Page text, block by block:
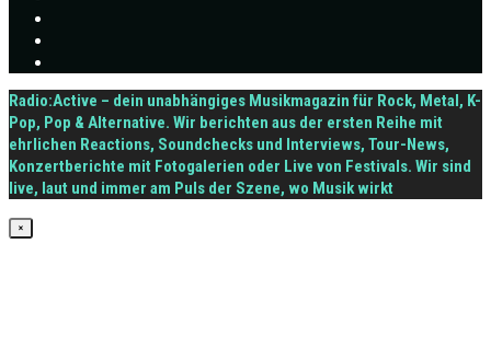
Radio:Active – dein unabhängiges Musikmagazin für Rock, Metal, K-
Pop, Pop & Alternative. Wir berichten aus der ersten Reihe mit
ehrlichen Reactions, Soundchecks und Interviews, Tour-News,
Konzertberichte mit Fotogalerien oder Live von Festivals. Wir sind
live, laut und immer am Puls der Szene, wo Musik wirkt
×